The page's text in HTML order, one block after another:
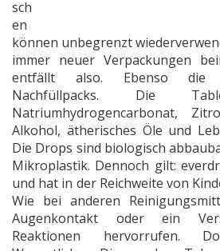
sch
en
können unbegrenzt
immer neuer Verpackungen
entfällt also. Ebenso die
Nachfüllpacks. Die
Natriumhydrogencarbonat,
Alkohol, ätherisches Öle und
Die Drops sind biologisch
Mikroplastik. Dennoch gilt:
und hat in der Reichweite von
Wie bei anderen
Augenkontakt oder ein
Reaktionen hervorrufen.